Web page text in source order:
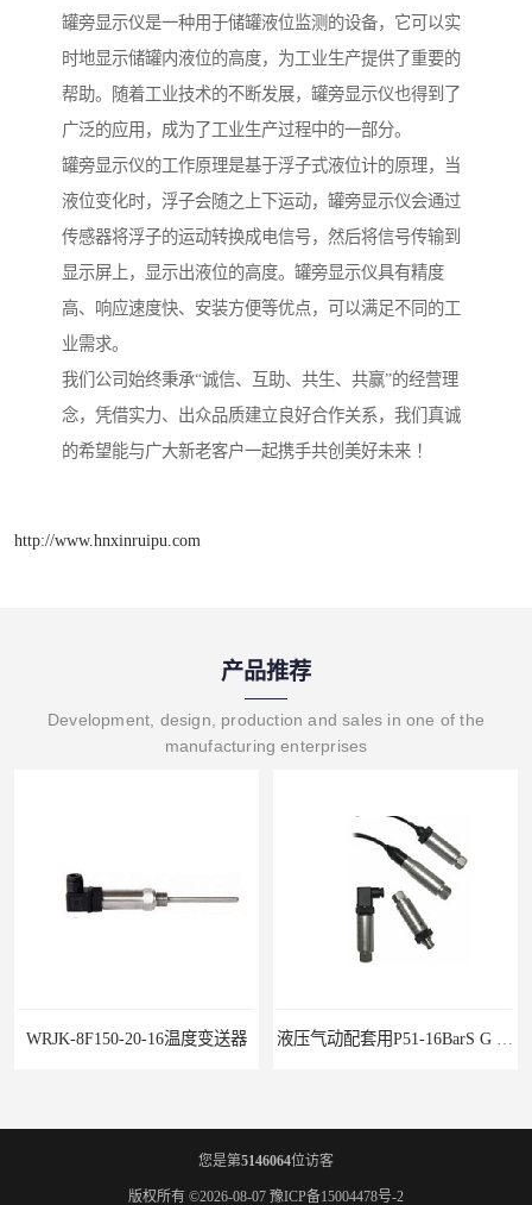
罐旁显示仪是一种用于储罐液位监测的设备，它可以实
时地显示储罐内液位的高度，为工业生产提供了重要的
帮助。随着工业技术的不断发展，罐旁显示仪也得到了
广泛的应用，成为了工业生产过程中的一部分。
罐旁显示仪的工作原理是基于浮子式液位计的原理，当
液位变化时，浮子会随之上下运动，罐旁显示仪会通过
传感器将浮子的运动转换成电信号，然后将信号传输到
显示屏上，显示出液位的高度。罐旁显示仪具有精度
高、响应速度快、安装方便等优点，可以满足不同的工
业需求。
我们公司始终秉承“诚信、互助、共生、共赢”的经营理
念，凭借实力、出众品质建立良好合作关系，我们真诚
的希望能与广大新老客户一起携手共创美好未来 ！
http://www.hnxinruipu.com
产品推荐
Development, design, production and sales in one of the
manufacturing enterprises
WRJK-8F150-20-16温度变送器
您是第5146064位访客
版权所有 ©2026-08-07 豫ICP备15004478号-2